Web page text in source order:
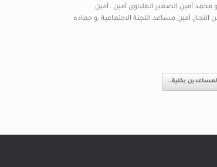
محمد أمين الصغير الهلباوى أمين ـ أمين
أمين مساعد اللجنة الاجتماعية ،و حماده
بكلية…